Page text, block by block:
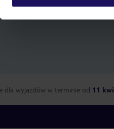
dla wyjazdów w terminie od 11